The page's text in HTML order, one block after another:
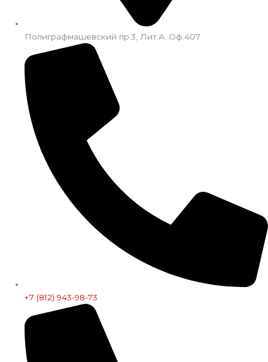
Полиграфмашевский пр.3, Лит.А. Оф.407
+7 (812) 943-98-73